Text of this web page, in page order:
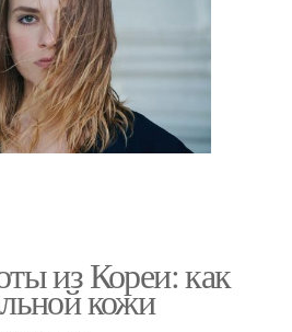
из Кореи: как
кожи